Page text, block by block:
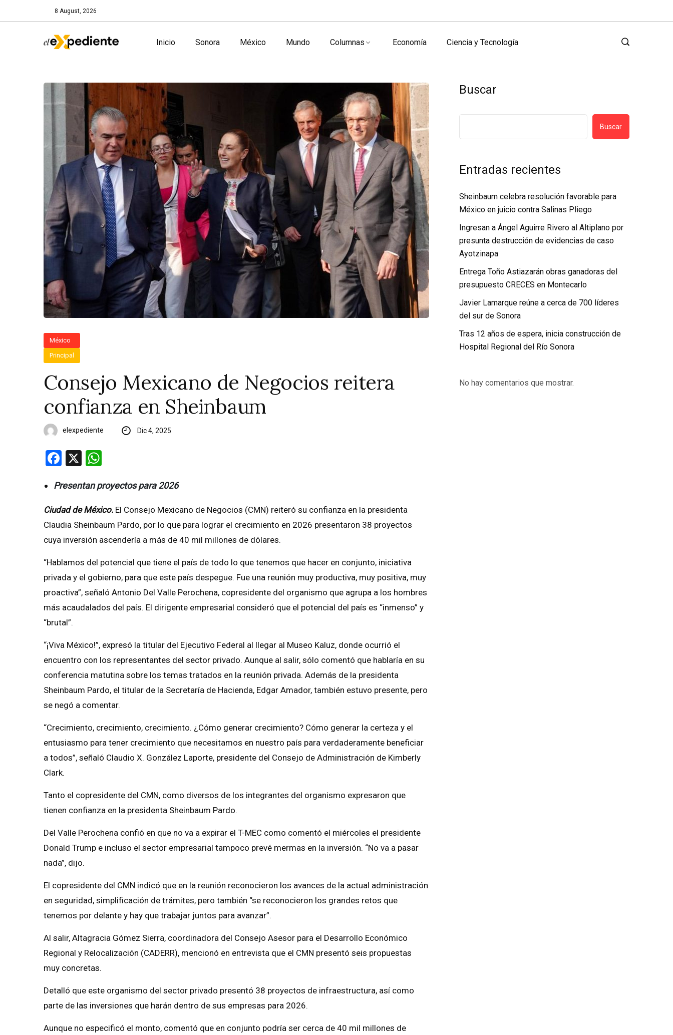
8 August, 2026
Inicio Sonora México Mundo Columnas Economía Ciencia y Tecnología
México
Principal
Consejo Mexicano de Negocios reitera
confianza en Sheinbaum
elexpediente Dic 4, 2025
Facebook
X
Presentan proyectos para 2026
Ciudad de México. El Consejo Mexicano de Negocios (CMN) reiteró su confianza en la presidenta
Claudia Sheinbaum Pardo, por lo que para lograr el crecimiento en 2026 presentaron 38 proyectos
cuya inversión ascendería a más de 40 mil millones de dólares.
“Hablamos del potencial que tiene el país de todo lo que tenemos que hacer en conjunto, iniciativa
privada y el gobierno, para que este país despegue. Fue una reunión muy productiva, muy positiva, muy
proactiva”, señaló Antonio Del Valle Perochena, copresidente del organismo que agrupa a los hombres
más acaudalados del país. El dirigente empresarial consideró que el potencial del país es “inmenso” y
“brutal”.
“¡Viva México!”, expresó la titular del Ejecutivo Federal al llegar al Museo Kaluz, donde ocurrió el
encuentro con los representantes del sector privado. Aunque al salir, sólo comentó que hablaría en su
conferencia matutina sobre los temas tratados en la reunión privada. Además de la presidenta
Sheinbaum Pardo, el titular de la Secretaría de Hacienda, Edgar Amador, también estuvo presente, pero
se negó a comentar.
“Crecimiento, crecimiento, crecimiento. ¿Cómo generar crecimiento? Cómo generar la certeza y el
entusiasmo para tener crecimiento que necesitamos en nuestro país para verdaderamente beneficiar
a todos”, señaló Claudio X. González Laporte, presidente del Consejo de Administración de Kimberly
Clark.
Tanto el copresidente del CMN, como diversos de los integrantes del organismo expresaron que
tienen confianza en la presidenta Sheinbaum Pardo.
Del Valle Perochena confió en que no va a expirar el T-MEC como comentó el miércoles el presidente
Donald Trump e incluso el sector empresarial tampoco prevé mermas en la inversión. “No va a pasar
nada”, dijo.
El copresidente del CMN indicó que en la reunión reconocieron los avances de la actual administración
en seguridad, simplificación de trámites, pero también “se reconocieron los grandes retos que
tenemos por delante y hay que trabajar juntos para avanzar”.
Al salir, Altagracia Gómez Sierra, coordinadora del Consejo Asesor para el Desarrollo Económico
Regional y Relocalización (CADERR), mencionó en entrevista que el CMN presentó seis propuestas
muy concretas.
Detalló que este organismo del sector privado presentó 38 proyectos de infraestructura, así como
parte de las inversiones que harán dentro de sus empresas para 2026.
Aunque no especificó el monto, comentó que en conjunto podría ser cerca de 40 mil millones de
Buscar
Buscar
Entradas recientes
Sheinbaum celebra resolución favorable para
México en juicio contra Salinas Pliego
Ingresan a Ángel Aguirre Rivero al Altiplano por
presunta destrucción de evidencias de caso
Ayotzinapa
Entrega Toño Astiazarán obras ganadoras del
presupuesto CRECES en Montecarlo
Javier Lamarque reúne a cerca de 700 líderes
del sur de Sonora
Tras 12 años de espera, inicia construcción de
Hospital Regional del Río Sonora
No hay comentarios que mostrar.